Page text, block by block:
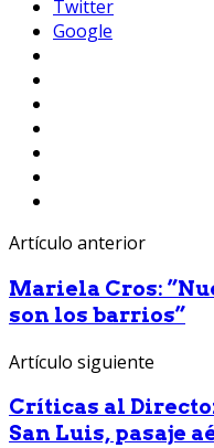
Twitter
Google
Artículo anterior
Mariela Cros:
son los barrios”
Artículo siguiente
Críticas al
San Luis, pasaje